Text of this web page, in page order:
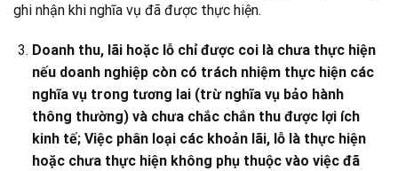
ghi nhận khi nghĩa vụ đã được thực hiện.
Doanh thu, lãi hoặc lỗ chỉ được coi là chưa thực hiện
nếu doanh nghiệp còn có trách nhiệm thực hiện các
nghĩa vụ trong tương lai (trừ nghĩa vụ bảo hành
thông thường) và chưa chắc chắn thu được lợi ích
kinh tế; Việc phân loại các khoản lãi, lỗ là thực hiện
hoặc chưa thực hiện không phụ thuộc vào việc đã